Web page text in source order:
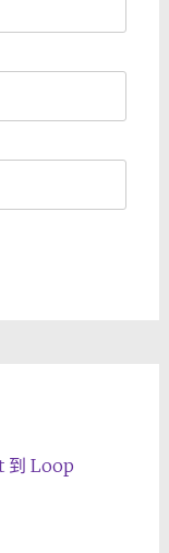
到 Loop